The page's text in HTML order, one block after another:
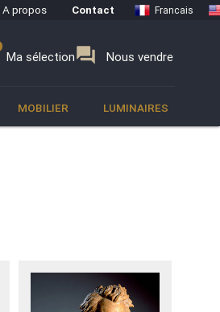
A propos Contact Francais
Ma sélectionforum Nous vendre
MOBILIER LUMINAIRES